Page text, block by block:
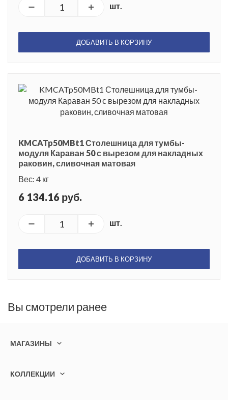
шт.
ДОБАВИТЬ В КОРЗИНУ
KMCATp50MBt1 Столешница для тумбы-
модуля Караван 50 с вырезом для накладных
раковин, сливочная матовая
Вес: 4 кг
6 134.16 руб.
шт.
ДОБАВИТЬ В КОРЗИНУ
Вы смотрели ранее
МАГАЗИНЫ
КОЛЛЕКЦИИ